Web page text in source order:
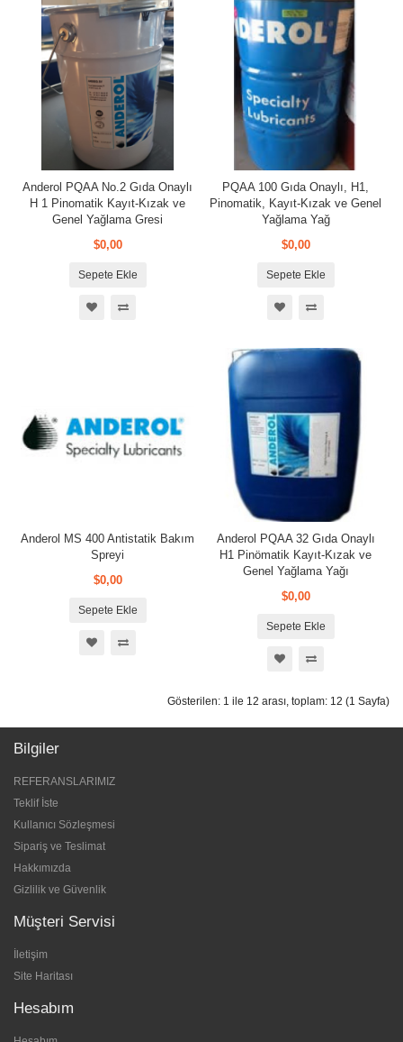
Anderol PQAA No.2 Gıda Onaylı
H 1 Pinomatik Kayıt-Kızak ve
Genel Yağlama Gresi
$0,00
Sepete Ekle
PQAA 100 Gıda Onaylı, H1,
Pinomatik, Kayıt-Kızak ve Genel
Yağlama Yağ
$0,00
Sepete Ekle
Anderol MS 400 Antistatik Bakım
Spreyi
$0,00
Sepete Ekle
Anderol PQAA 32 Gıda Onaylı
H1 Pinömatik Kayıt-Kızak ve
Genel Yağlama Yağı
$0,00
Sepete Ekle
Gösterilen: 1 ile 12 arası, toplam: 12 (1 Sayfa)
Bilgiler
REFERANSLARIMIZ
Teklif İste
Kullanıcı Sözleşmesi
Sipariş ve Teslimat
Hakkımızda
Gizlilik ve Güvenlik
Müşteri Servisi
İletişim
Site Haritası
Hesabım